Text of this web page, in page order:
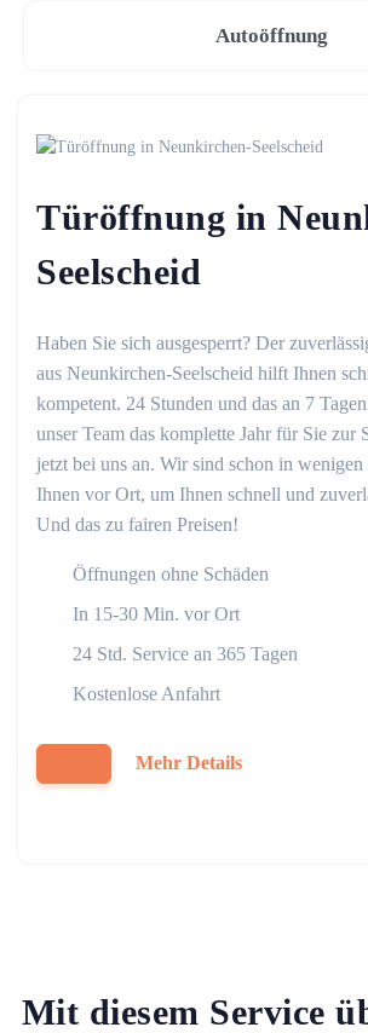
Autoöffnung
Türöffnung in
Seelscheid
Haben Sie sich ausgesperrt? Der
aus Neunkirchen-Seelscheid hilft Ihnen
kompetent. 24 Stunden und das an 7
unser Team das komplette Jahr für Sie zur
jetzt bei uns an. Wir sind schon in
Ihnen vor Ort, um Ihnen schnell und
Und das zu fairen Preisen!
Öffnungen ohne Schäden
In 15-30 Min. vor Ort
24 Std. Service an 365 Tagen
Kostenlose Anfahrt
Mehr Details
Mit diesem Service